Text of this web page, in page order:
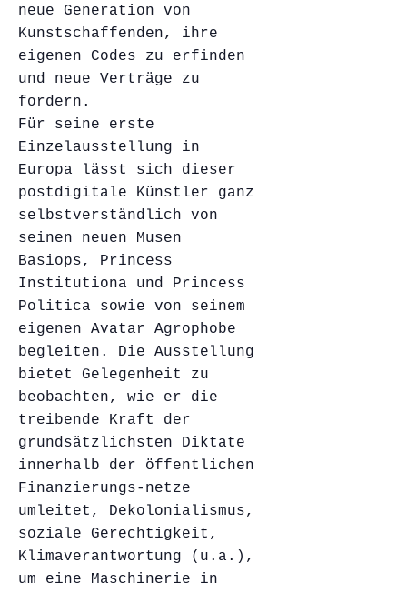
neue Generation von
Kunstschaffenden, ihre
eigenen Codes zu erfinden
und neue Verträge zu
fordern.
Für seine erste
Einzelausstellung in
Europa lässt sich dieser
postdigitale Künstler ganz
selbstverständlich von
seinen neuen Musen
Basiops, Princess
Institutiona und Princess
Politica sowie von seinem
eigenen Avatar Agrophobe
begleiten. Die Ausstellung
bietet Gelegenheit zu
beobachten, wie er die
treibende Kraft der
grundsätzlichsten Diktate
innerhalb der öffentlichen
Finanzierungs-netze
umleitet, Dekolonialismus,
soziale Gerechtigkeit,
Klimaverantwortung (u.a.),
um eine Maschinerie in